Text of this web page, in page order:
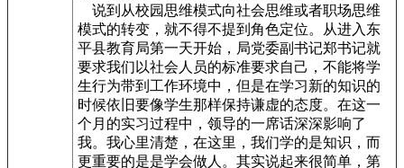
说到从校园思维模式向社会思维或者职场思维
模式的转变，就不得不提到角色定位。从进入东
平县教育局第一天开始，局党委副书记郑书记就
要求我们以社会人员的标准要求自己，不能将学
生行为带到工作环境中，但是在学习新的知识的
时候依旧要像学生那样保持谦虚的态度。在这一
个月的实习过程中，领导的一席话深深影响了
我。我心里清楚，在这里，我们学的是知识，而
更重要的是是学会做人。其实说起来很简单，第